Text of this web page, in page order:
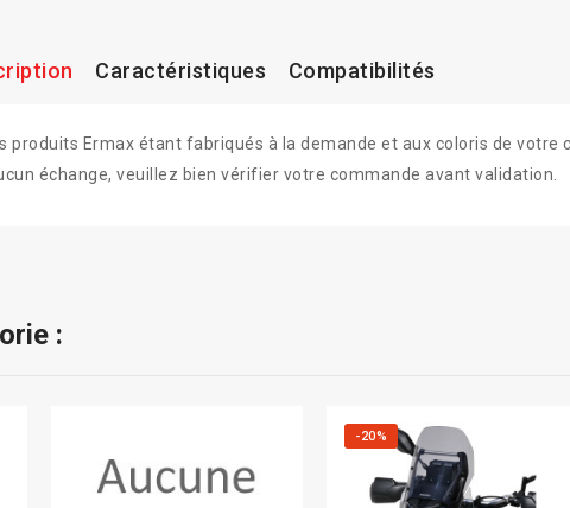
Caractéristiques Compatibilités
produits Ermax étant fabriqués à la demande et aux coloris de votre
échange, veuillez bien vérifier votre commande avant validation.
:
-20%